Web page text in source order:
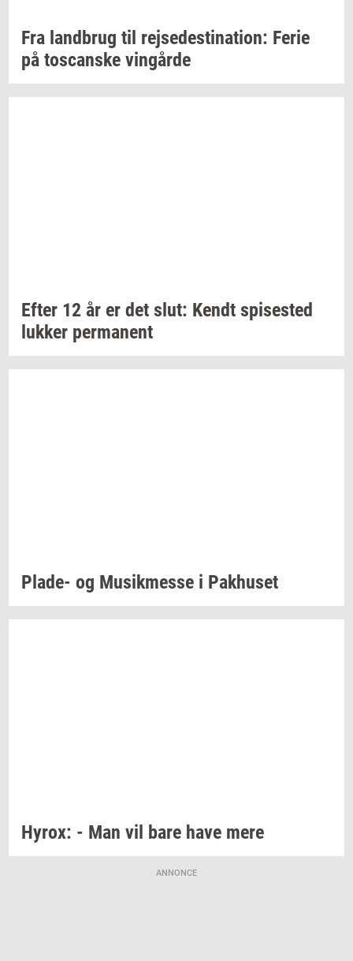
Fra land­brug til rej­se­desti­na­tion: Ferie
på toscan­ske vin­går­de
Efter 12 år er det slut: Kendt spi­se­sted
luk­ker per­ma­nent
Plade-​ og Mu­sik­mes­se i Pak­hu­set
Hyrox: - Man vil bare have mere
ANNONCE